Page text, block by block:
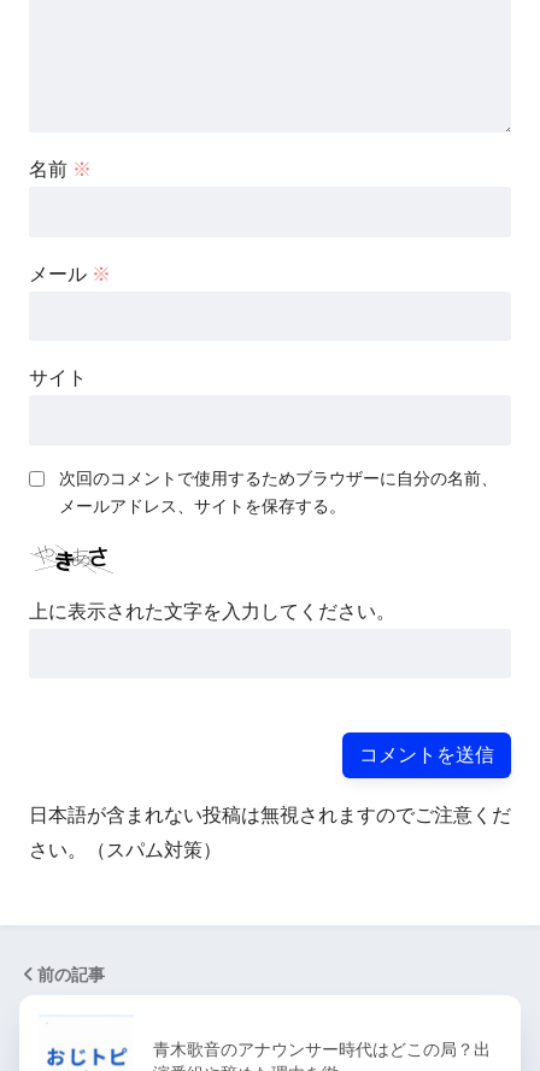
名前 ※
メール ※
サイト
次回のコメントで使用するためブラウザーに自分の名前、
メールアドレス、サイトを保存する。
上に表示された文字を入力してください。
日本語が含まれない投稿は無視されますのでご注意くだ
さい。（スパム対策）
前の記事
青木歌音のアナウンサー時代はどこの局？出